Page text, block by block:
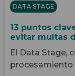
DATA STAGE
13 puntos
evitar multas
El Data Stage,
procesamiento